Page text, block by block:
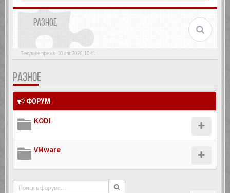
РАЗНОЕ
Текущее время: 10 авг 2026, 10:41
РАЗНОЕ
ФОРУМ
KODI
VMware